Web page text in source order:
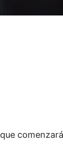
que